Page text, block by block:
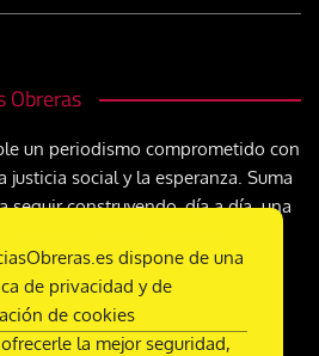
Obreras
un periodismo comprometido con
social y la esperanza. Suma
seguir construyendo, día a día, una
sobre el mundo del trabajo
dispone de una
de privacidad y de
de cookies
la mejor seguridad,